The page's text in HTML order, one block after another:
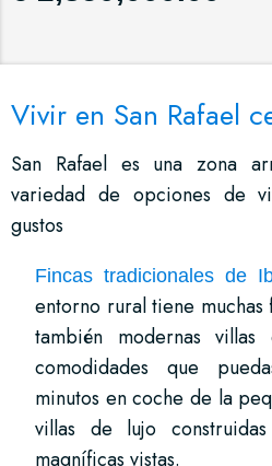
Vivir en San Rafael
San Rafael es una zona
variedad de opciones de
gustos
Fincas tradicionales de
entorno rural tiene
también modernas
comodidades que
minutos en coche de la
villas de lujo
magníficas vistas.